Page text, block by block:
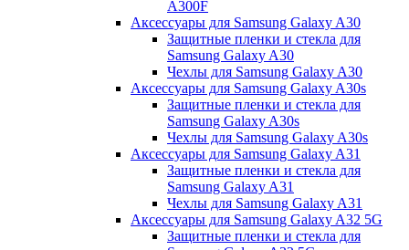
A300F
Аксессуары для Samsung Galaxy A30
Защитные пленки и стекла для
Samsung Galaxy A30
Чехлы для Samsung Galaxy A30
Аксессуары для Samsung Galaxy A30s
Защитные пленки и стекла для
Samsung Galaxy A30s
Чехлы для Samsung Galaxy A30s
Аксессуары для Samsung Galaxy A31
Защитные пленки и стекла для
Samsung Galaxy A31
Чехлы для Samsung Galaxy A31
Аксессуары для Samsung Galaxy A32 5G
Защитные пленки и стекла для